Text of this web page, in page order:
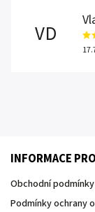
VD
INFORMACE
Obchodní podmínky
Podmínky ochrany